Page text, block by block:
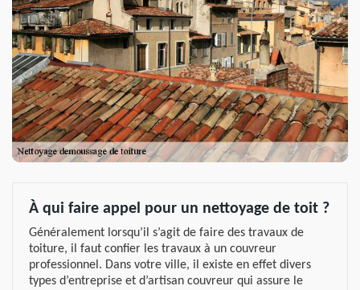
À qui faire appel pour un nettoyage de toit ?
Généralement lorsqu’il s’agit de faire des travaux de
toiture, il faut confier les travaux à un couvreur
professionnel. Dans votre ville, il existe en effet divers
types d’entreprise et d’artisan couvreur qui assure le